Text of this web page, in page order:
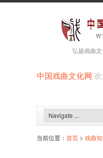
弘扬戏曲
中国戏曲文化网
当前位置： 首页 > 戏曲